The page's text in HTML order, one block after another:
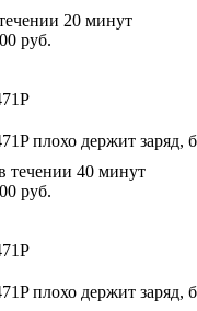
20 минут
руб.
плохо держит заряд,
течении 40 минут
руб.
плохо держит заряд,